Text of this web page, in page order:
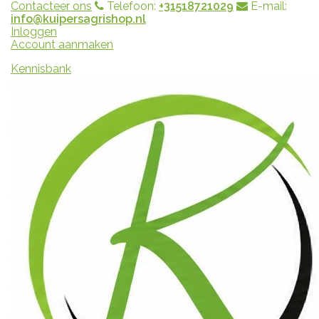
Contacteer ons Telefoon: +31518721029
E-mail:
info@kuipersagrishop.nl
Inloggen
Account aanmaken
Kennisbank